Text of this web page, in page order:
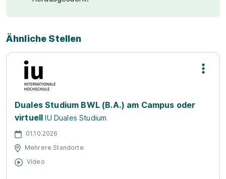
Ähnliche Stellen
Duales Studium BWL (B.A.) am Campus oder
virtuell IU Duales Studium
01.10.2026
Mehrere Standorte
Video